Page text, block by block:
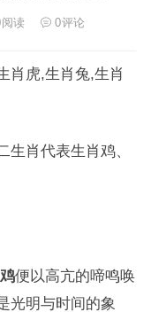
阅读 0评论
肖虎,生肖兔,生肖
生肖代表生肖鸡、
便以高亢的啼鸣唤
光明与时间的象